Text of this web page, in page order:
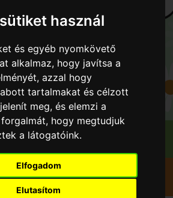
használ
és egyéb nyomkövető
alkalmaz, hogy javítsa a
azzal hogy
tartalmakat és célzott
meg, és elemzi a
hogy megtudjuk
a látogatóink.
Elfogadom
Elutasítom
Eper Földieper
Kitti